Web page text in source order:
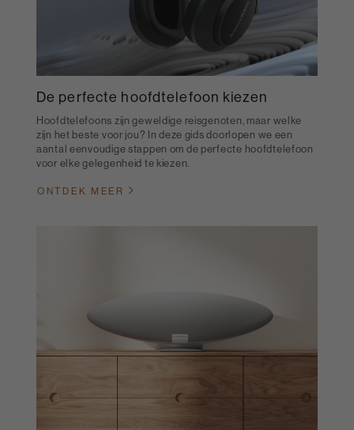
De perfecte hoofdtelefoon kiezen
Hoofdtelefoons zijn geweldige reisgenoten, maar welke
zijn het beste voor jou? In deze gids doorlopen we een
aantal eenvoudige stappen om de perfecte hoofdtelefoon
voor elke gelegenheid te kiezen.
ONTDEK MEER